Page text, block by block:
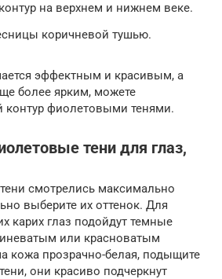
на верхнем и нижнем веке.
коричневой тушью.
эффектным и красивым, а
более ярким, можете
контур фиолетовыми тенями.
тени для глаз,
смотрелись максимально
выберите их оттенок. Для
карих глаз подойдут темные
или красноватым
кожа прозрачно-белая, подыщите
они красиво подчеркнут